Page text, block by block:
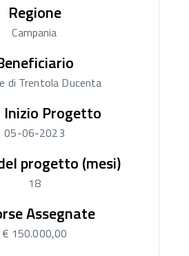
Regione
Campania
di Trentola Ducenta
Inizio Progetto
05-06-2023
progetto (mesi)
18
Assegnate
€ 150.000,00